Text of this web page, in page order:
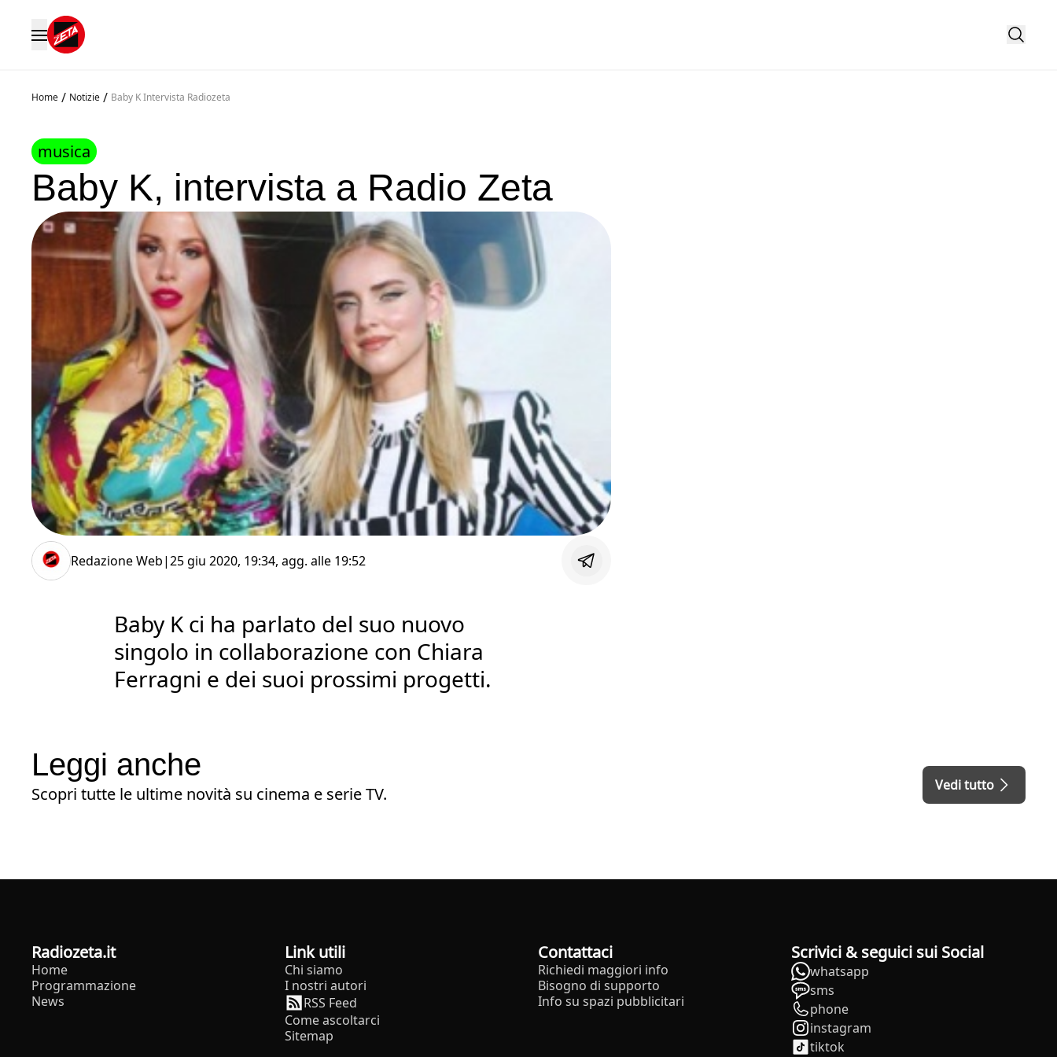
Home / Notizie / Baby K Intervista Radiozeta
musica
Baby K, intervista a Radio Zeta
Redazione Web|25 giu 2020, 19:34, agg. alle 19:52
Baby K ci ha parlato del suo nuovo
singolo in collaborazione con Chiara
Ferragni e dei suoi prossimi progetti.
Leggi anche
Scopri tutte le ultime novità su cinema e serie TV. Vedi tutto
radiozeta.it
Home
Programmazione
News
Link utili
Chi siamo
I nostri autori
RSS Feed
Come ascoltarci
Sitemap
Contattaci
Richiedi maggiori info
Bisogno di supporto
Info su spazi pubblicitari
Scrivici & seguici sui Social
whatsapp
sms
phone
instagram
tiktok